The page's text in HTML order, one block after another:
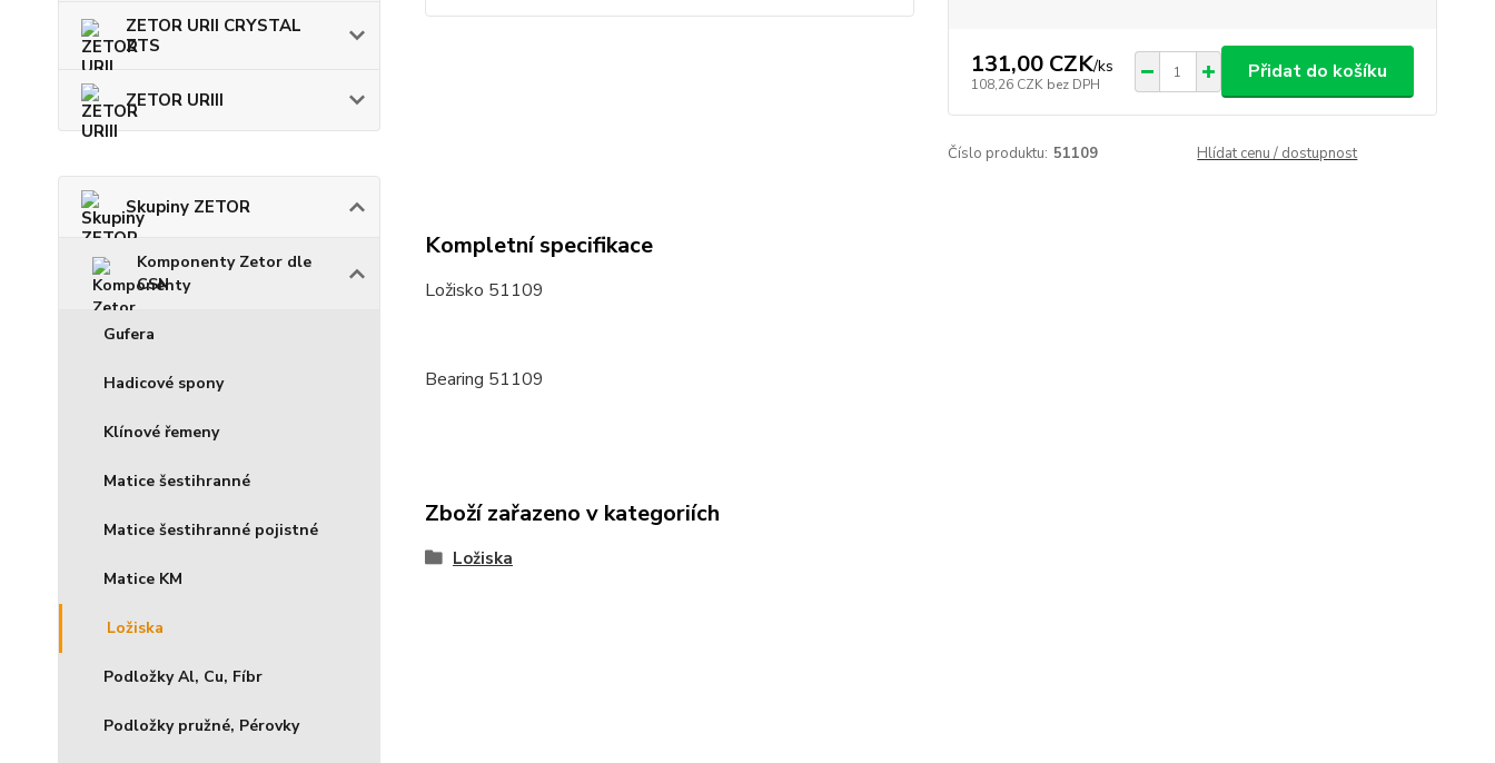
ZETOR URII CRYSTAL
ZTS
ZETOR URIII
Skupiny ZETOR
Komponenty Zetor dle
CSN
Gufera
Hadicové spony
Klínové řemeny
Matice šestihranné
Matice šestihranné pojistné
Matice KM
Ložiska
Podložky Al, Cu, Fíbr
Podložky pružné, Pérovky
131,00 CZK/ks
108,26 CZK bez DPH
Přidat do košíku
Číslo produktu: 51109 Hlídat cenu / dostupnost
Kompletní specifikace
Ložisko 51109
Bearing 51109
Zboží zařazeno v kategoriích
Ložiska